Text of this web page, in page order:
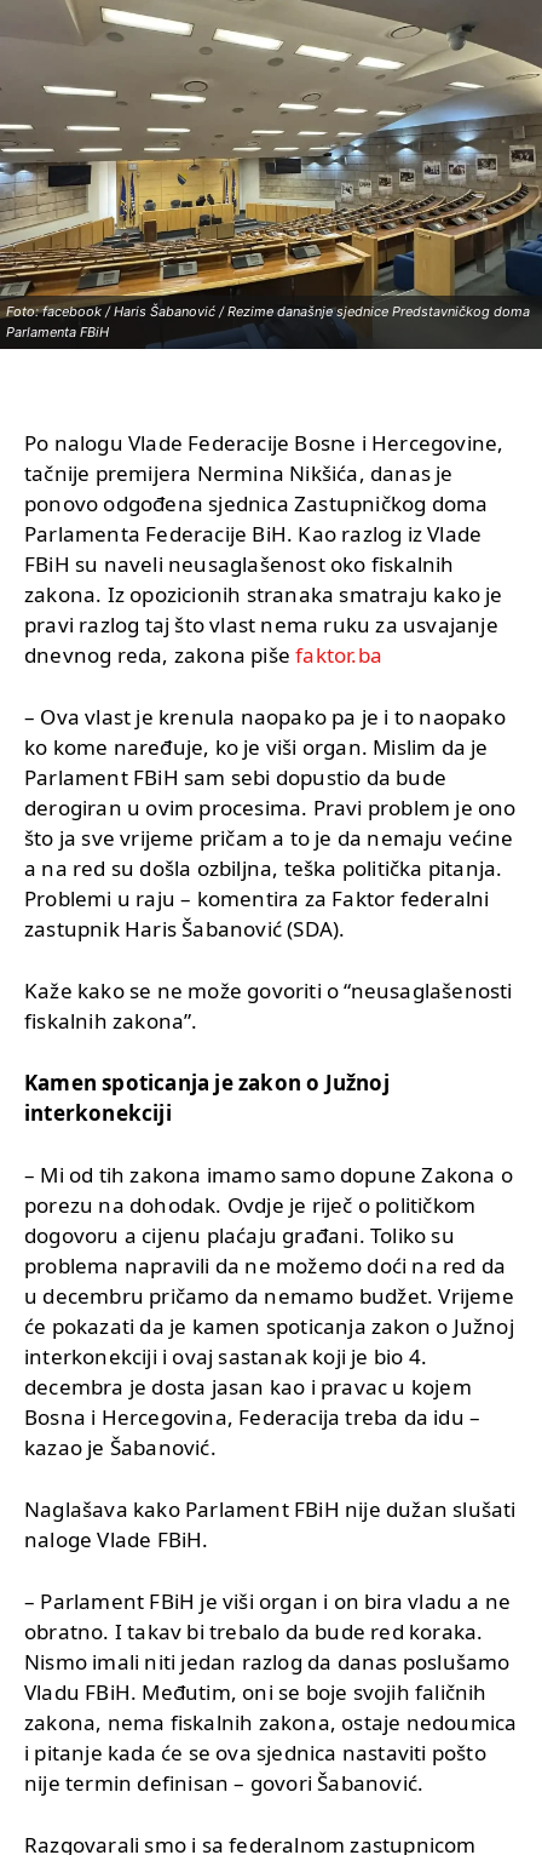
Foto: facebook / Haris Šabanović / Rezime današnje sjednice Predstavničkog doma
Parlamenta FBiH
Po nalogu Vlade Federacije Bosne i Hercegovine,
tačnije premijera Nermina Nikšića, danas je
ponovo odgođena sjednica Zastupničkog doma
Parlamenta Federacije BiH. Kao razlog iz Vlade
FBiH su naveli neusaglašenost oko fiskalnih
zakona. Iz opozicionih stranaka smatraju kako je
pravi razlog taj što vlast nema ruku za usvajanje
dnevnog reda, zakona pišefaktor.ba
– Ova vlast je krenula naopako pa je i to naopako
ko kome naređuje, ko je viši organ. Mislim da je
Parlament FBiH sam sebi dopustio da bude
derogiran u ovim procesima. Pravi problem je ono
što ja sve vrijeme pričam a to je da nemaju većine
a na red su došla ozbiljna, teška politička pitanja.
Problemi u raju – komentira za Faktor federalni
zastupnik Haris Šabanović (SDA).
Kaže kako se ne može govoriti o “neusaglašenosti
fiskalnih zakona”.
Kamen spoticanja je zakon o Južnoj
interkonekciji
– Mi od tih zakona imamo samo dopune Zakona o
porezu na dohodak. Ovdje je riječ o političkom
dogovoru a cijenu plaćaju građani. Toliko su
problema napravili da ne možemo doći na red da
u decembru pričamo da nemamo budžet. Vrijeme
će pokazati da je kamen spoticanja zakon o Južnoj
interkonekciji i ovaj sastanak koji je bio 4.
decembra je dosta jasan kao i pravac u kojem
Bosna i Hercegovina, Federacija treba da idu –
kazao je Šabanović.
Naglašava kako Parlament FBiH nije dužan slušati
naloge Vlade FBiH.
– Parlament FBiH je viši organ i on bira vladu a ne
obratno. I takav bi trebalo da bude red koraka.
Nismo imali niti jedan razlog da danas poslušamo
Vladu FBiH. Međutim, oni se boje svojih faličnih
zakona, nema fiskalnih zakona, ostaje nedoumica
i pitanje kada će se ova sjednica nastaviti pošto
nije termin definisan – govori Šabanović.
Razgovarali smo i sa federalnom zastupnicom